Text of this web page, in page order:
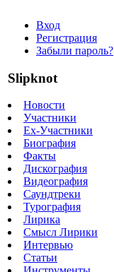
Вход
Регистрация
Забыли пароль?
Slipknot
Новости
Участники
Ex-Участники
Биография
Факты
Дискография
Видеография
Саундтреки
Турография
Лирика
Смысл Лирики
Интервью
Статьи